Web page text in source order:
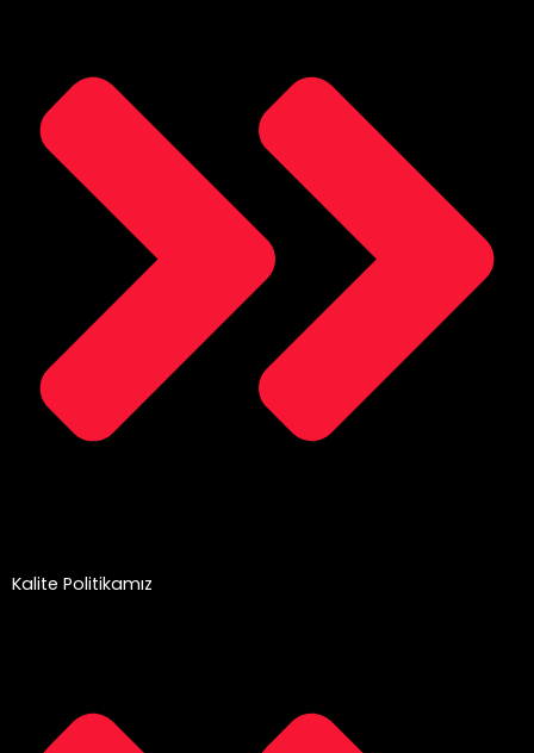
Kalite Politikamız